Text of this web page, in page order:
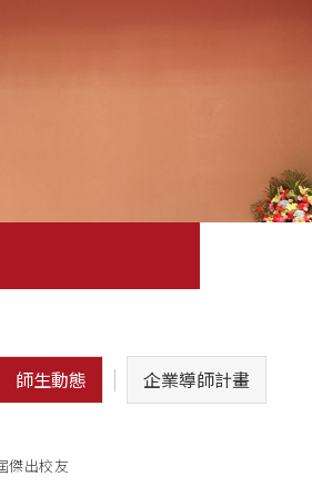
師生動態 企業導師計畫
傑出校友